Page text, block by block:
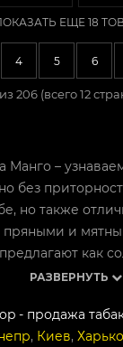
ЕЩЕ 18
4 5 6
206 (всего 12
Манго –
без
но также
пряными и
как
РАЗВЕРНУТЬ
- продажа
, Киев,